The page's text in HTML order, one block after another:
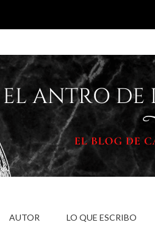
AUTOR LO QUE ESCRIBO